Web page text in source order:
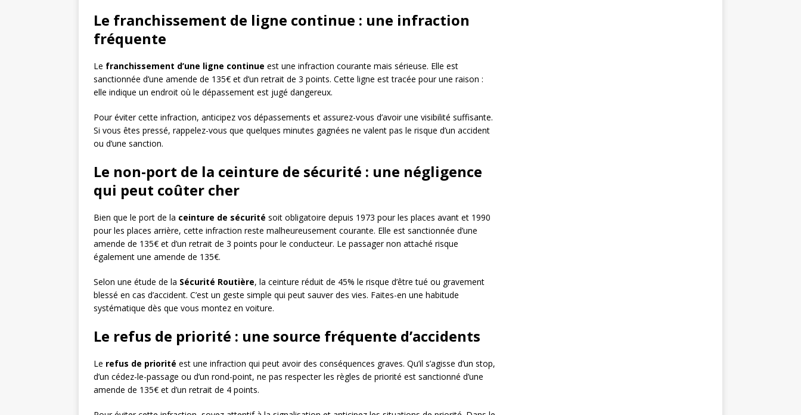
Le franchissement de ligne continue : une infraction
fréquente
Le franchissement d’une ligne continue est une infraction courante mais sérieuse. Elle est
sanctionnée d’une amende de 135€ et d’un retrait de 3 points. Cette ligne est tracée pour une raison :
elle indique un endroit où le dépassement est jugé dangereux.
Pour éviter cette infraction, anticipez vos dépassements et assurez-vous d’avoir une visibilité suffisante.
Si vous êtes pressé, rappelez-vous que quelques minutes gagnées ne valent pas le risque d’un accident
ou d’une sanction.
Le non-port de la ceinture de sécurité : une négligence
qui peut coûter cher
Bien que le port de la ceinture de sécurité soit obligatoire depuis 1973 pour les places avant et 1990
pour les places arrière, cette infraction reste malheureusement courante. Elle est sanctionnée d’une
amende de 135€ et d’un retrait de 3 points pour le conducteur. Le passager non attaché risque
également une amende de 135€.
Selon une étude de la Sécurité Routière, la ceinture réduit de 45% le risque d’être tué ou gravement
blessé en cas d’accident. C’est un geste simple qui peut sauver des vies. Faites-en une habitude
systématique dès que vous montez en voiture.
Le refus de priorité : une source fréquente d’accidents
Le refus de priorité est une infraction qui peut avoir des conséquences graves. Qu’il s’agisse d’un stop,
d’un cédez-le-passage ou d’un rond-point, ne pas respecter les règles de priorité est sanctionné d’une
amende de 135€ et d’un retrait de 4 points.